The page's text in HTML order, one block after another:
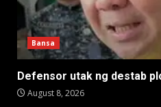
Bansa
Defensor utak ng destab
August 8, 2026